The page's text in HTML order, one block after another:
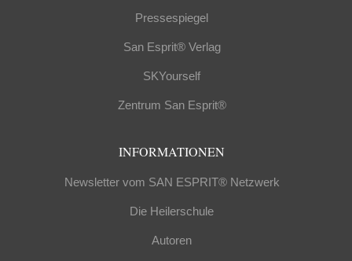
Pressespiegel
San Esprit® Verlag
SKYourself
Zentrum San Esprit®
INFORMATIONEN
Newsletter vom SAN ESPRIT® Netzwerk
Die Heilerschule
Autoren